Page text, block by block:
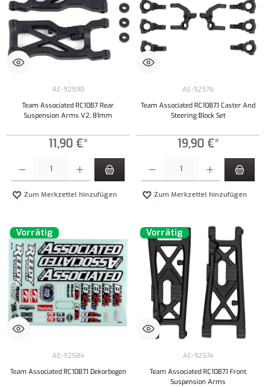
AE-92590
Team Associated RC10B7 Rear
Suspension Arms V2, 81mm
11,90 €*
Zum Merkzettel hinzufügen
AE-92576
Team Associated RC10B7.1 Caster And
Steering Block Set
19,90 €*
Zum Merkzettel hinzufügen
Vorrätig
AE-92584
Team Associated RC10B7.1 Dekorbogen
Vorrätig
AE-92574
Team Associated RC10B7.1 Front
Suspension Arms